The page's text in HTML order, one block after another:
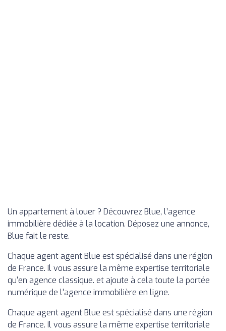
Un appartement à louer ? Découvrez Blue, l’agence
immobilière dédiée à la location. Déposez une annonce,
Blue fait le reste.
Chaque agent agent Blue est spécialisé dans une région
de France. Il vous assure la même expertise territoriale
qu'en agence classique. et ajoute à cela toute la portée
numérique de l'agence immobilière en ligne.
Chaque agent agent Blue est spécialisé dans une région
de France. Il vous assure la même expertise territoriale